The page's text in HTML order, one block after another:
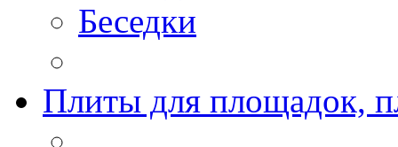
Беседки
Плиты для площадок,